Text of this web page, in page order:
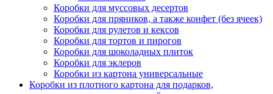
Коробки для муссовых десертов
Коробки для пряников, а также конфет (без ячеек)
Коробки для рулетов и кексов
Коробки для тортов и пирогов
Коробки для шоколадных плиток
Коробки для эклеров
Коробки из картона универсальные
Коробки из плотного картона для подарков,